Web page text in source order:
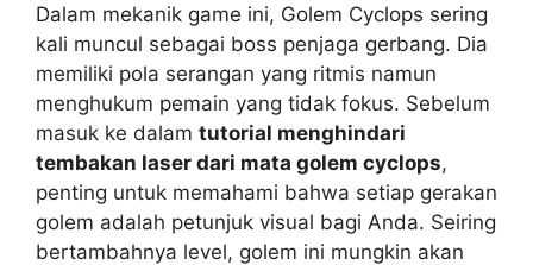
Dalam mekanik game ini, Golem Cyclops sering
kali muncul sebagai boss penjaga gerbang. Dia
memiliki pola serangan yang ritmis namun
menghukum pemain yang tidak fokus. Sebelum
masuk ke dalam tutorial menghindari
tembakan laser dari mata golem cyclops,
penting untuk memahami bahwa setiap gerakan
golem adalah petunjuk visual bagi Anda. Seiring
bertambahnya level, golem ini mungkin akan